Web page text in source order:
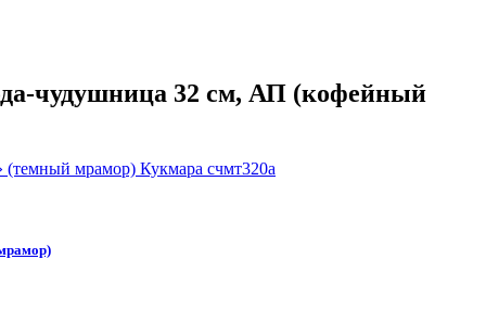
чудушница 32 см, АП (кофейный